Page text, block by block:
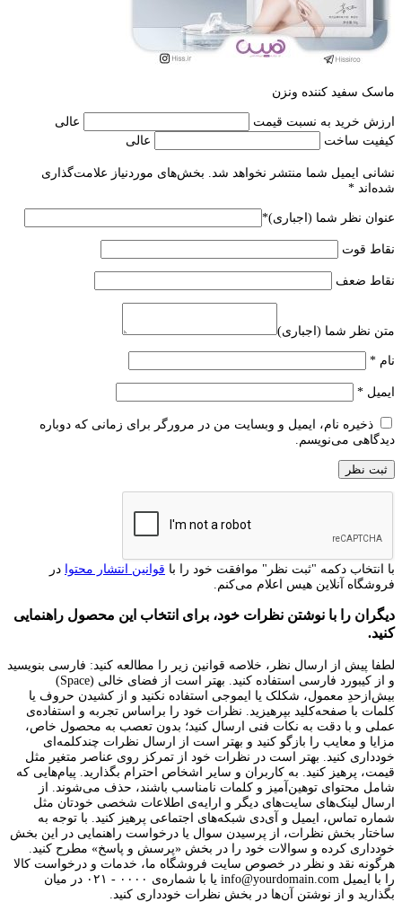
ماسک سفید کننده ونزن
ارزش خرید به نسبت قیمت
عالی
کیفیت ساخت
عالی
نشانی ایمیل شما منتشر نخواهد شد.
بخش‌های موردنیاز علامت‌گذاری
شده‌اند *
عنوان نظر شما (اجباری)*
نقاط قوت
نقاط ضعف
متن نظر شما (اجباری)
نام *
ایمیل *
ذخیره نام، ایمیل و وبسایت من در مرورگر برای زمانی که دوباره
دیدگاهی می‌نویسم.
با انتخاب دکمه "ثبت نظر" موافقت خود را با قوانین انتشار محتوا در
فروشگاه آنلاین هیس اعلام می‌کنم.
دیگران را با نوشتن نظرات خود، برای انتخاب این محصول راهنمایی
کنید.
لطفا پیش از ارسال نظر، خلاصه قوانین زیر را مطالعه کنید: فارسی بنویسید
و از کیبورد فارسی استفاده کنید. بهتر است از فضای خالی (Space)
بیش‌از‌حدِ معمول، شکلک یا ایموجی استفاده نکنید و از کشیدن حروف یا
کلمات با صفحه‌کلید بپرهیزید. نظرات خود را براساس تجربه و استفاده‌ی
عملی و با دقت به نکات فنی ارسال کنید؛ بدون تعصب به محصول خاص،
مزایا و معایب را بازگو کنید و بهتر است از ارسال نظرات چندکلمه‌‌ای
خودداری کنید. بهتر است در نظرات خود از تمرکز روی عناصر متغیر مثل
قیمت، پرهیز کنید. به کاربران و سایر اشخاص احترام بگذارید. پیام‌هایی که
شامل محتوای توهین‌آمیز و کلمات نامناسب باشند، حذف می‌شوند. از
ارسال لینک‌های سایت‌های دیگر و ارایه‌ی اطلاعات شخصی خودتان مثل
شماره تماس، ایمیل و آی‌دی شبکه‌های اجتماعی پرهیز کنید. با توجه به
ساختار بخش نظرات، از پرسیدن سوال یا درخواست راهنمایی در این بخش
خودداری کرده و سوالات خود را در بخش «پرسش و پاسخ» مطرح کنید.
هرگونه نقد و نظر در خصوص سایت فروشگاه ما، خدمات و درخواست کالا
را با ایمیل info@yourdomain.com یا با شماره‌ی ۰۰۰۰ - ۰۲۱ در میان
بگذارید و از نوشتن آن‌ها در بخش نظرات خودداری کنید.